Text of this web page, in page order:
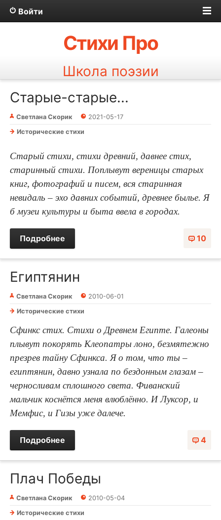
Войти
Стихи Про
Школа поэзии
Старые-старые...
Светлана Скорик
2021-05-17
Исторические стихи
Старый стихи, стихи древний, давнее стих,
старинный стихи. Поплывут вереницы старых
книг, фотографий и писем, вся старинная
невидаль – эхо давних событий, древнее былье. Я
б музеи культуры и быта ввела в городах.
10
Подробнее
Египтянин
Светлана Скорик
2010-06-01
Исторические стихи
Сфинкс стих. Стихи о Древнем Египте. Галеоны
плывут покорять Клеопатры лоно, безмятежно
презрев тайну Сфинкса. Я о том, что ты –
египтянин, давно узнала по бездонным глазам –
черносливам сплошного света. Фиванский
мальчик коснётся меня влюблённо. И Луксор, и
Мемфис, и Гизы уже далече.
4
Подробнее
Плач Победы
Светлана Скорик
2010-05-04
Исторические стихи